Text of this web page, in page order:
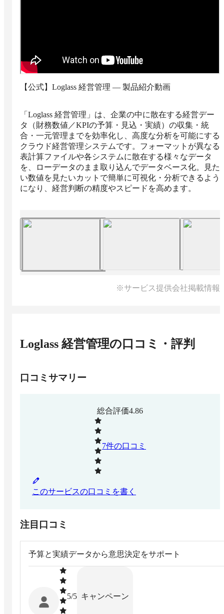
【公式】Loglass 経営管理 — 製品紹介動画
「Loglass 経営管理」は、企業の中に散在する経営デー
タ（財務数値／KPIの予算・見込・実績）の収集・統
合・一元管理までを効率化し、高度な分析を可能にする
クラウド経営管理システムです。フォーマットが異なる
表計算ファイルや各システムに散在する様々なデータ
を、ローデータのまま取り込んでデータベース化。見た
い数値を見たいカットで簡単に可視化・分析できるよう
になり、経営判断の精度やスピードを高めます。
※サービス提供会社掲載情報
Loglass 経営管理の口コミ・評判
口コミサマリー
総合評価4.86
7件の口コミ
このサービスの口コミを書く
注目口コミ
予算と実績データから意思決定をサポート
5/5 キャンペーン